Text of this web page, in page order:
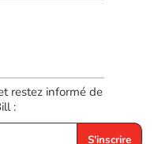
restez informé de
:
S'inscrire